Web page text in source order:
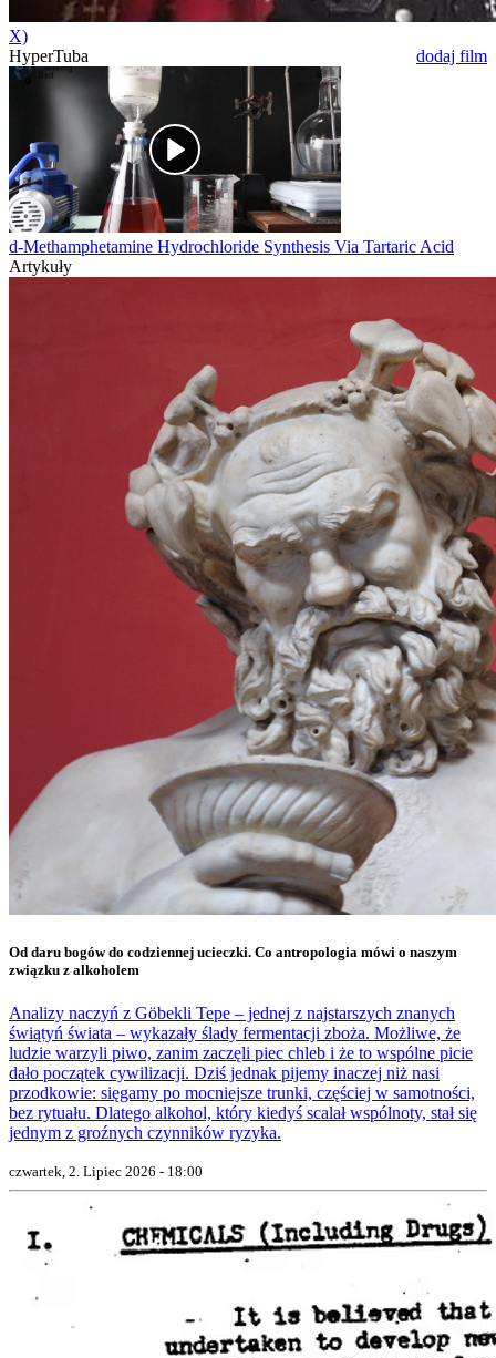
X)
HyperTuba
dodaj film
d-Methamphetamine Hydrochloride Synthesis Via Tartaric Acid
Artykuły
Od daru bogów do codziennej ucieczki. Co antropologia mówi o naszym
związku z alkoholem
Analizy naczyń z Göbekli Tepe – jednej z najstarszych znanych
świątyń świata – wykazały ślady fermentacji zboża. Możliwe, że
ludzie warzyli piwo, zanim zaczęli piec chleb i że to wspólne picie
dało początek cywilizacji. Dziś jednak pijemy inaczej niż nasi
przodkowie: sięgamy po mocniejsze trunki, częściej w samotności,
bez rytuału. Dlatego alkohol, który kiedyś scalał wspólnoty, stał się
jednym z groźnych czynników ryzyka.
czwartek, 2. Lipiec 2026 - 18:00